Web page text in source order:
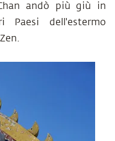
andò più giù in
Paesi dell'estermo